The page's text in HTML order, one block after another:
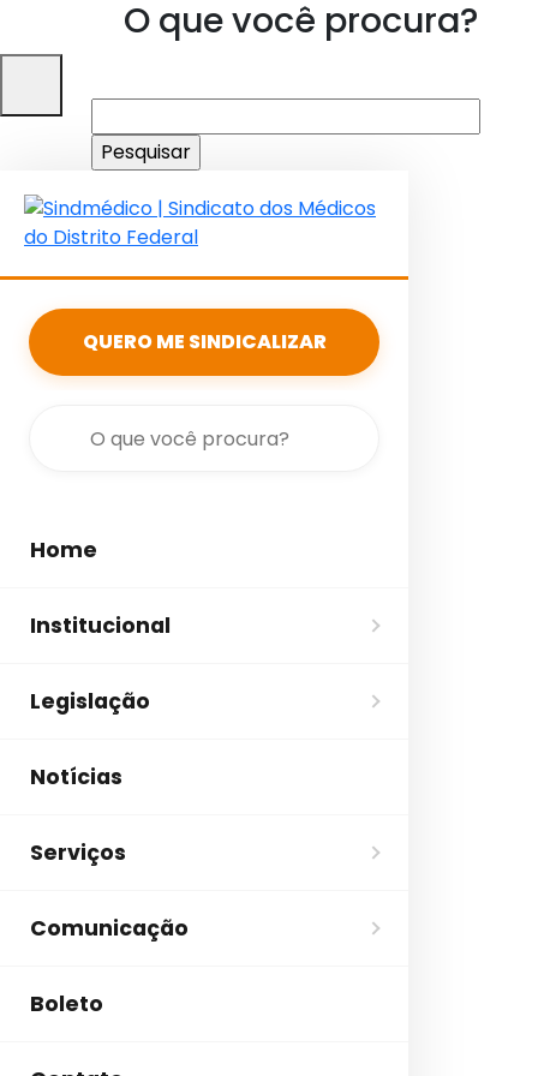
O que você procura?
por:
QUERO ME SINDICALIZAR
Home
Institucional
Legislação
Notícias
Serviços
Comunicação
Boleto